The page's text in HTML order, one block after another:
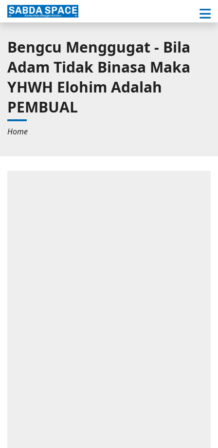
Bengcu Menggugat - Bila
Adam Tidak Binasa Maka
YHWH Elohim Adalah
PEMBUAL
Home